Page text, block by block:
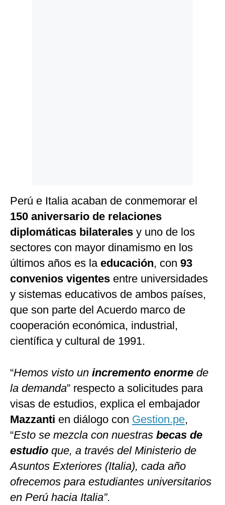
Perú e Italia acaban de conmemorar el
150 aniversario de relaciones
diplomáticas bilaterales y uno de los
sectores con mayor dinamismo en los
últimos años es la educación, con 93
convenios vigentes entre universidades
y sistemas educativos de ambos países,
que son parte del Acuerdo marco de
cooperación económica, industrial,
científica y cultural de 1991.
“Hemos visto un incremento enorme de
la demanda” respecto a solicitudes para
visas de estudios, explica el embajador
Mazzanti en diálogo con Gestion.pe,
“Esto se mezcla con nuestras becas de
estudio que, a través del Ministerio de
Asuntos Exteriores (Italia), cada año
ofrecemos para estudiantes universitarios
en Perú hacia Italia”.